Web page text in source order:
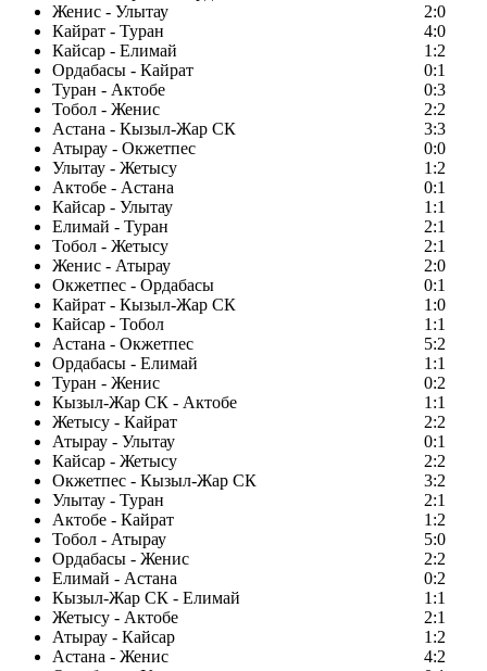
Женис - Улытау
2:0
Кайрат - Туран
4:0
Кайсар - Елимай
1:2
Ордабасы - Кайрат
0:1
Туран - Актобе
0:3
Тобол - Женис
2:2
Астана - Кызыл-Жар СК
3:3
Атырау - Окжетпес
0:0
Улытау - Жетысу
1:2
Актобе - Астана
0:1
Кайсар - Улытау
1:1
Елимай - Туран
2:1
Тобол - Жетысу
2:1
Женис - Атырау
2:0
Окжетпес - Ордабасы
0:1
Кайрат - Кызыл-Жар СК
1:0
Кайсар - Тобол
1:1
Астана - Окжетпес
5:2
Ордабасы - Елимай
1:1
Туран - Женис
0:2
Кызыл-Жар СК - Актобе
1:1
Жетысу - Кайрат
2:2
Атырау - Улытау
0:1
Кайсар - Жетысу
2:2
Окжетпес - Кызыл-Жар СК
3:2
Улытау - Туран
2:1
Актобе - Кайрат
1:2
Тобол - Атырау
5:0
Ордабасы - Женис
2:2
Елимай - Астана
0:2
Кызыл-Жар СК - Елимай
1:1
Жетысу - Актобе
2:1
Атырау - Кайсар
1:2
Астана - Женис
4:2